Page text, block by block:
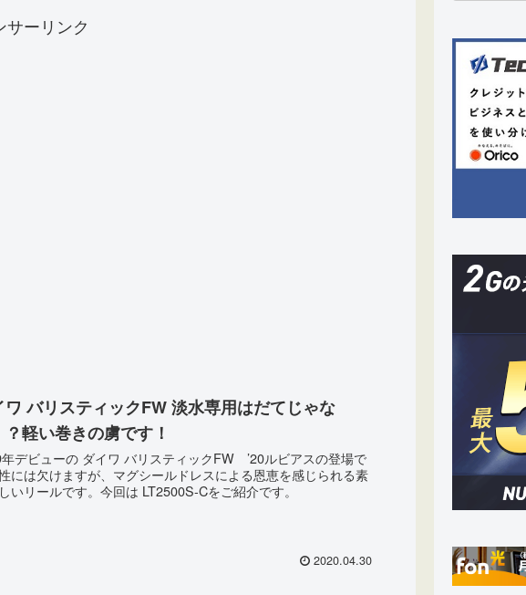
サーリンク
ワ バリスティックFW 淡水専用はだてじゃな
？軽い巻きの虜です！
デビューの ダイワ バリスティックFW ’20ルビアスの登場で
には欠けますが、マグシールドレスによる恩恵を感じられる素
いリールです。今回は LT2500S-Cをご紹介です。
2020.04.30